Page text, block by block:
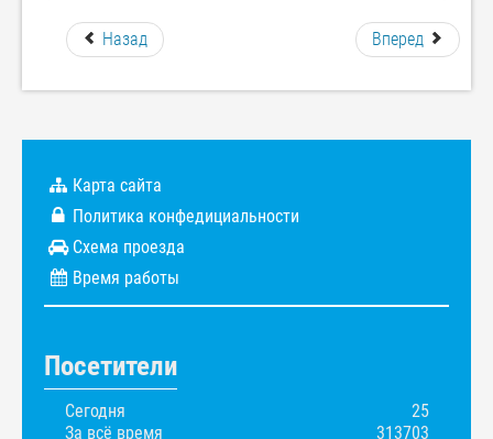
Назад Вперед
Карта сайта
Политика конфедициальности
Схема проезда
Время работы
Посетители
Сегодня
25
За всё время
313703